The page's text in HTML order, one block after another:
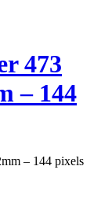
473
– 144
– 144 pixels